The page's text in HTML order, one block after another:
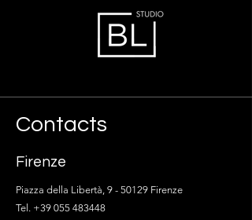
Contacts
Firenze
Piazza della Libertà, 9 - 50129 Firenze
Tel. +39 055 483448